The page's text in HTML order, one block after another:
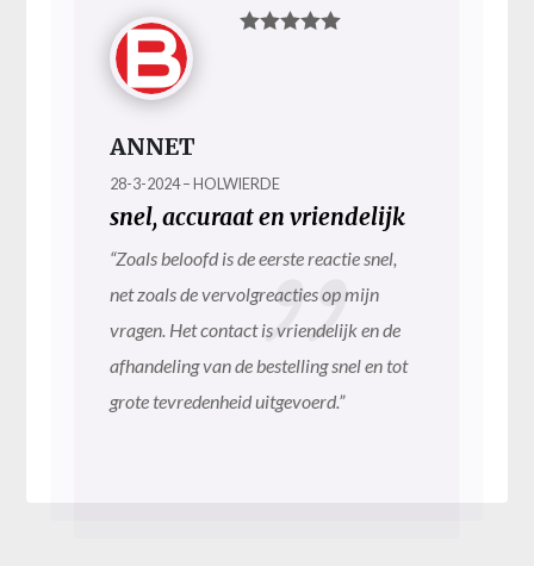
ANNET
28-3-2024 – HOLWIERDE
snel, accuraat en vriendelijk
“Zoals beloofd is de eerste reactie snel,
net zoals de vervolgreacties op mijn
vragen. Het contact is vriendelijk en de
afhandeling van de bestelling snel en tot
grote tevredenheid uitgevoerd.”